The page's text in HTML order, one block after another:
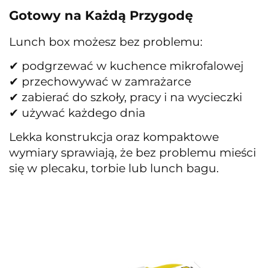
Gotowy na Każdą Przygodę
Lunch box możesz bez problemu:
✔ podgrzewać w kuchence mikrofalowej
✔ przechowywać w zamrażarce
✔ zabierać do szkoły, pracy i na wycieczki
✔ używać każdego dnia
Lekka konstrukcja oraz kompaktowe
wymiary sprawiają, że bez problemu mieści
się w plecaku, torbie lub lunch bagu.